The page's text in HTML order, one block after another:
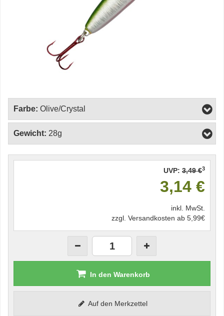
Farbe: Olive/Crystal
Gewicht: 28g
UVP: 3,49 €3
3,14 €
inkl. MwSt.
zzgl. Versandkosten ab 5,99€
In den Warenkorb
Auf den Merkzettel